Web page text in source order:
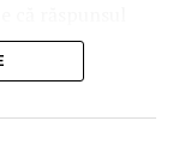
de des muți
înfruntat.